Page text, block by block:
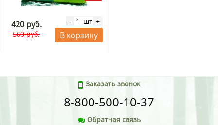
420 руб.
560 руб.
- шт +
В корзину
Заказать звонок
8-800-500-10-37
Обратная связь